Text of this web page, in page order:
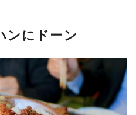
ンにドーン